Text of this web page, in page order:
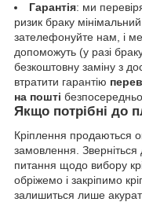
Гарантія: ми
ризик браку
зателефонуйте нам, і
допоможуть (у разі
безкоштовну заміну з
втратити гарантію
на пошті безпосередньо
Якщо потрібні до
Кріплення продаються
замовлення.
питання щодо вибору
обріжемо і закріпимо
залишиться лише